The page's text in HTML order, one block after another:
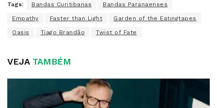
Tags: Bandas Curitibanas Bandas Paranaenses
Empathy Faster than Light Garden of the Eatingtapes
Oasis Tiago Brandão Twist of Fate
VEJATAMBÉM